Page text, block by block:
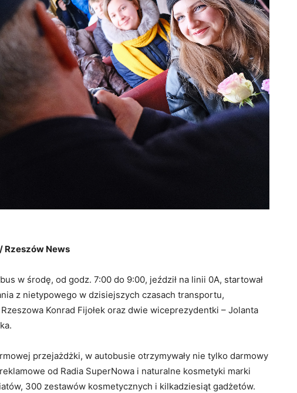
News
w środę, od godz. 7:00 do 9:00, jeździł na linii 0A, startował
z nietypowego w dzisiejszych czasach transportu,
Konrad Fijołek oraz dwie wiceprezydentki – Jolanta
przejażdżki, w autobusie otrzymywały nie tylko darmowy
od Radia SuperNowa i naturalne kosmetyki marki
300 zestawów kosmetycznych i kilkadziesiąt gadżetów.